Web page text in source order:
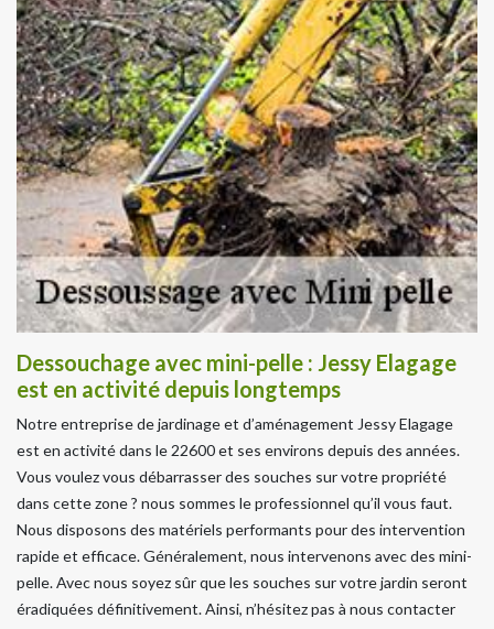
Dessouchage avec mini-pelle : Jessy Elagage
est en activité depuis longtemps
Notre entreprise de jardinage et d’aménagement Jessy Elagage
est en activité dans le 22600 et ses environs depuis des années.
Vous voulez vous débarrasser des souches sur votre propriété
dans cette zone ? nous sommes le professionnel qu’il vous faut.
Nous disposons des matériels performants pour des intervention
rapide et efficace. Généralement, nous intervenons avec des mini-
pelle. Avec nous soyez sûr que les souches sur votre jardin seront
éradiquées définitivement. Ainsi, n’hésitez pas à nous contacter